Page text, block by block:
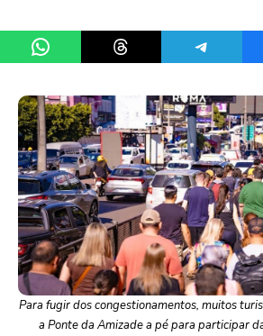
Share on WhatsAppShare on ThreadsShare on
Para fugir dos congestionamentos, muitos
a Ponte da Amizade a pé para participar